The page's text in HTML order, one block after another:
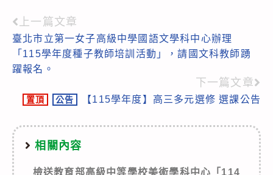
Read
more
articles
上一篇文章
臺北市立第一女子高級中學國語文學科中心辦理
「115學年度種子教師培訓活動」，請國文科教師踴
躍報名。
下一篇文章
置頂 公告 【115學年度】高三多元選修 選課公告
相關內容
檢送教育部高級中等學校美術學科中心「114